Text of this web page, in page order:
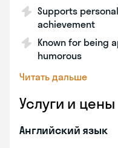
Supports
achievement
Known for being
humorous
Читать дальше
Услуги и цены
Английский язык